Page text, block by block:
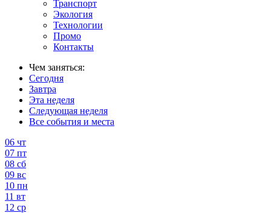
Транспорт
Экология
Технологии
Промо
Контакты
Чем заняться:
Сегодня
Завтра
Эта неделя
Следующая неделя
Все события и места
06 чт
07 пт
08 сб
09 вс
10 пн
11 вт
12 ср